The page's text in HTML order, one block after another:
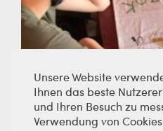
Unsere Website
Ihnen das beste
und Ihren Besuch zu
Verwendung von